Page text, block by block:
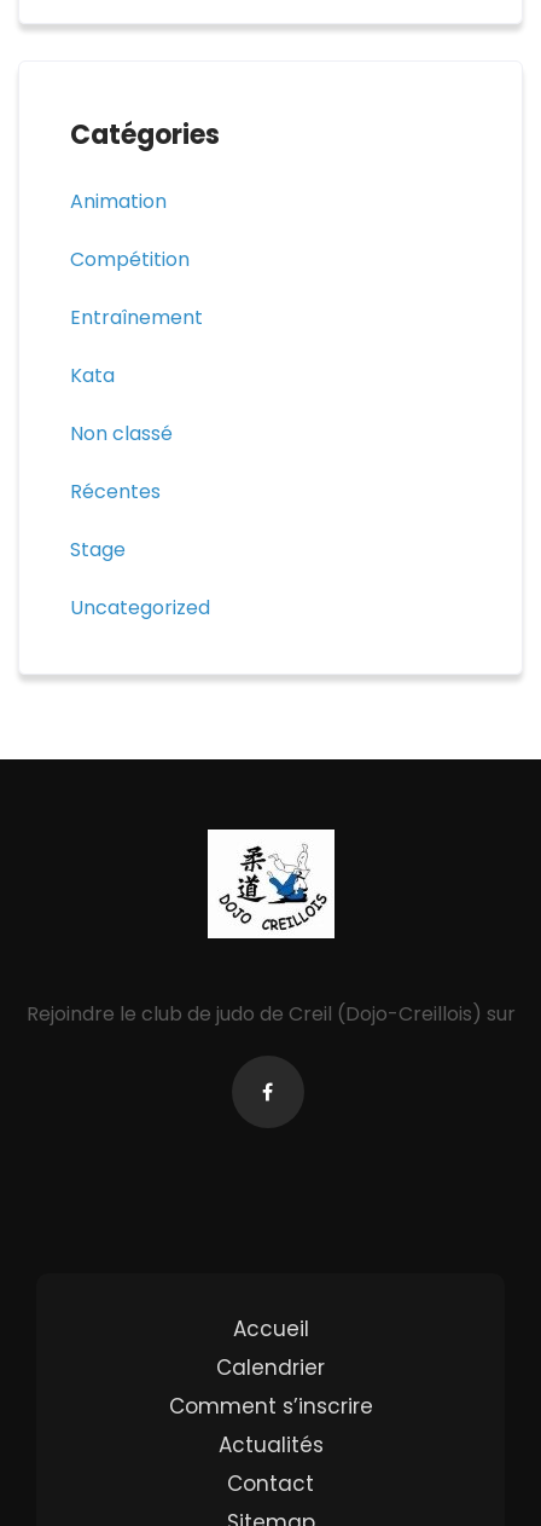
Catégories
Animation
Compétition
Entraînement
Kata
Non classé
Récentes
Stage
Uncategorized
Rejoindre le club de judo de Creil (Dojo-Creillois) sur
Accueil
Calendrier
Comment s’inscrire
Actualités
Contact